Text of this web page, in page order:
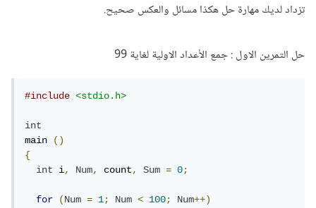
تزداد لديك مهارة حل هكذا مسائل والعكس صحيح.
حل التمرين الاول : جمع الأعداد الاولية لغاية 99
#include <stdio.h>
int
main ()
{
int
i, Num, count, Sum = 0;
for (Num = 1; Num < 100; Num++)